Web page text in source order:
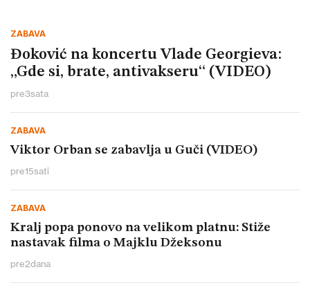
ZABAVA
Đoković na koncertu Vlade Georgieva:
„Gde si, brate, antivakseru“ (VIDEO)
pre3sata
ZABAVA
Viktor Orban se zabavlja u Guči (VIDEO)
pre15sati
ZABAVA
Kralj popa ponovo na velikom platnu: Stiže
nastavak filma o Majklu Džeksonu
pre2dana